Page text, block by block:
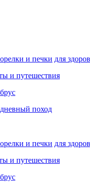
и печки для
и путешествия
поход
и печки для
и путешествия